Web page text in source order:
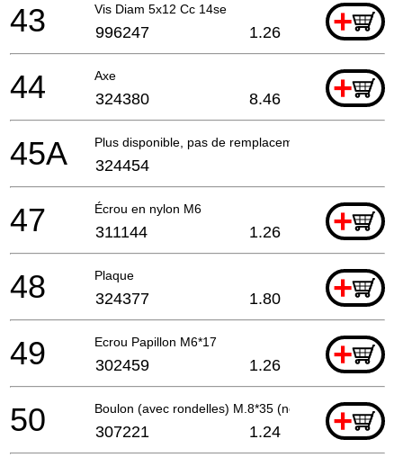
Vis Diam 5x12 Cc 14se +
43 996247 1.26
Axe +
44 324380 8.46
Plus disponible, pas de remplacement
45A 324454
Écrou en nylon M6 +
47 311144 1.26
Plaque +
48 324377 1.80
Ecrou Papillon M6*17 +
49 302459 1.26
Boulon (avec rondelles) M.8*35 (noir) +
50 307221 1.24